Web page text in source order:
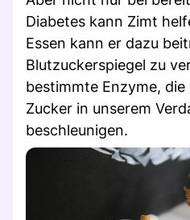
Diabetes kann Zimt
Essen kann er dazu
Blutzuckerspiegel zu
bestimmte Enzyme,
Zucker in unserem
beschleunigen.